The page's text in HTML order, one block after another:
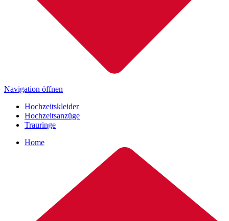
Navigation öffnen
Hochzeitskleider
Hochzeitsanzüge
Trauringe
Home